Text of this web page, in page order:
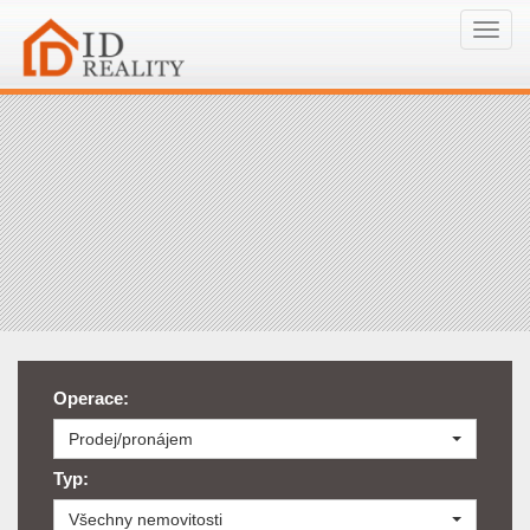
Operace:
Prodej/pronájem
Typ:
Všechny nemovitosti